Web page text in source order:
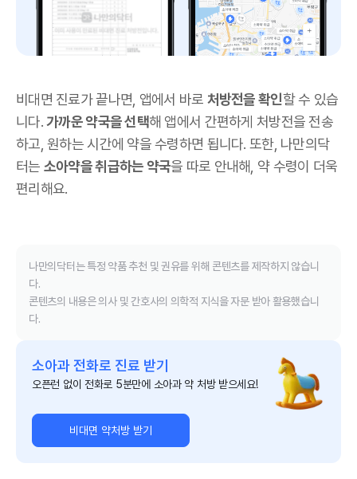
비대면 진료가 끝나면, 앱에서 바로 처방전을 확인할 수 있습
니다.가까운 약국을 선택해 앱에서 간편하게 처방전을 전송
하고, 원하는 시간에 약을 수령하면 됩니다. 또한, 나만의닥
터는 소아약을 취급하는 약국을 따로 안내해, 약 수령이 더욱
편리해요.
나만의닥터는 특정 약품 추천 및 권유를 위해 콘텐츠를 제작하지 않습니
다.
콘텐츠의 내용은 의사 및 간호사의 의학적 지식을 자문 받아 활용했습니
다.
소아과 전화로 진료 받기
오픈런 없이 전화로 5분만에 소아과 약 처방 받으세요!
비대면 약처방 받기